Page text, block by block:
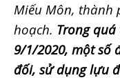
Miếu Môn, thành
hoạch. Trong
9/1/2020, một số
đối, sử dụng lựu